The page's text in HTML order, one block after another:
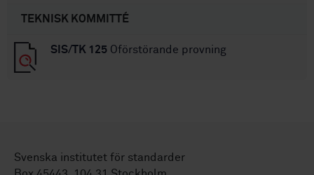
TEKNISK KOMMITTÉ
SIS/TK 125 Oförstörande provning
Svenska institutet för standarder